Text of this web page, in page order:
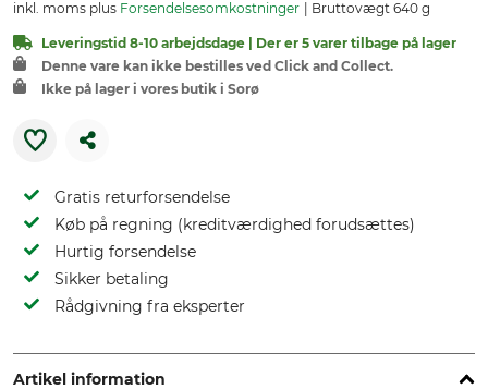
inkl. moms plus Forsendelsesomkostninger Bruttovægt 640 g
Leveringstid 8-10 arbejdsdage | Der er 5 varer tilbage på lager
Denne vare kan ikke bestilles ved Click and Collect.
Ikke på lager i vores butik i Sorø
Gratis returforsendelse
Køb på regning (kreditværdighed forudsættes)
Hurtig forsendelse
Sikker betaling
Rådgivning fra eksperter
Artikel information